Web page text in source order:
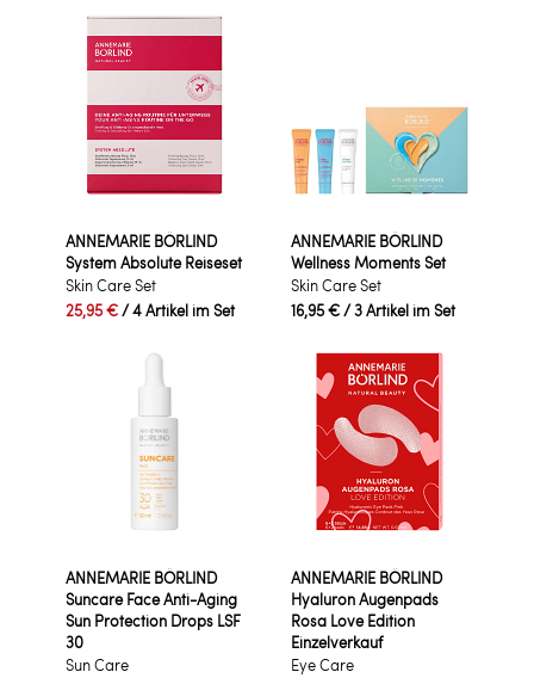
ANNEMARIE BÖRLIND
System Absolute Reiseset
Skin Care Set
25,95 €/ 4 Artikel im Set
ANNEMARIE BÖRLIND
Wellness Moments Set
Skin Care Set
16,95 €/ 3 Artikel im Set
ANNEMARIE BÖRLIND
Suncare Face Anti-Aging
Sun Protection Drops LSF
30
Sun Care
ANNEMARIE BÖRLIND
Hyaluron Augenpads
Rosa Love Edition
Einzelverkauf
Eye Care